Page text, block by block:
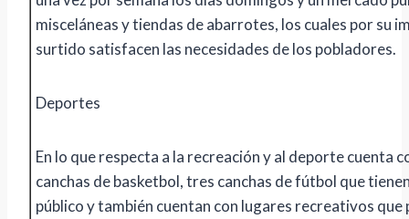
misceláneas y tiendas de abarrotes, los cuales por su
surtido satisfacen las necesidades de los pobladores.
Deportes
En lo que respecta a la recreación y al deporte cuenta
canchas de basketbol, tres canchas de fútbol que
público y también cuentan con lugares recreativos que